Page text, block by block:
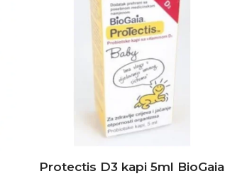
Protectis D3 kapi 5ml BioGaia